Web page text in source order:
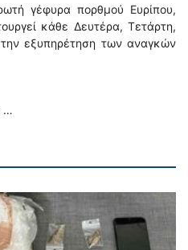
γέφυρα πορθμού Ευρίπου,
κάθε Δευτέρα, Τετάρτη,
εξυπηρέτηση των αναγκών
…